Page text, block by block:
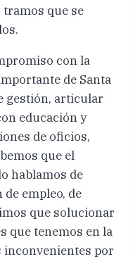
que se
con la
de Santa
gestión, articular
educación y
de oficios,
que el
hablamos de
empleo, de
que solucionar
que tenemos en la
por